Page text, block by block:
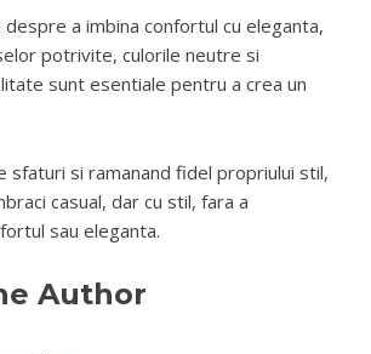
despre a imbina confortul cu eleganta,
potrivite, culorile neutre si
sunt esentiale pentru a crea un
sfaturi si ramanand fidel propriului stil,
casual, dar cu stil, fara a
sau eleganta.
Author